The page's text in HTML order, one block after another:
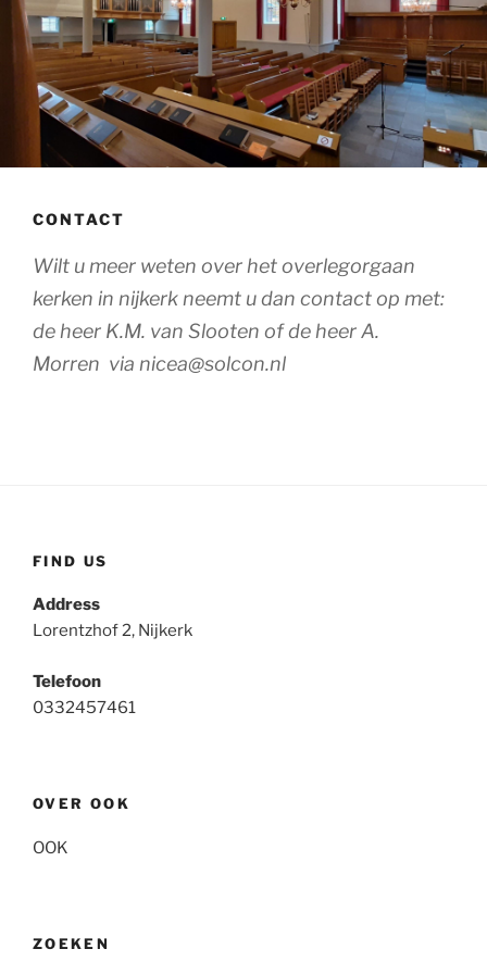
CONTACT
Wilt u meer weten over het overlegorgaan
kerken in nijkerk neemt u dan contact op met:
de heer K.M. van Slooten of de heer A.
Morren via nicea@solcon.nl
FIND US
Address
Lorentzhof 2, Nijkerk
Telefoon
0332457461
OVER OOK
OOK
ZOEKEN